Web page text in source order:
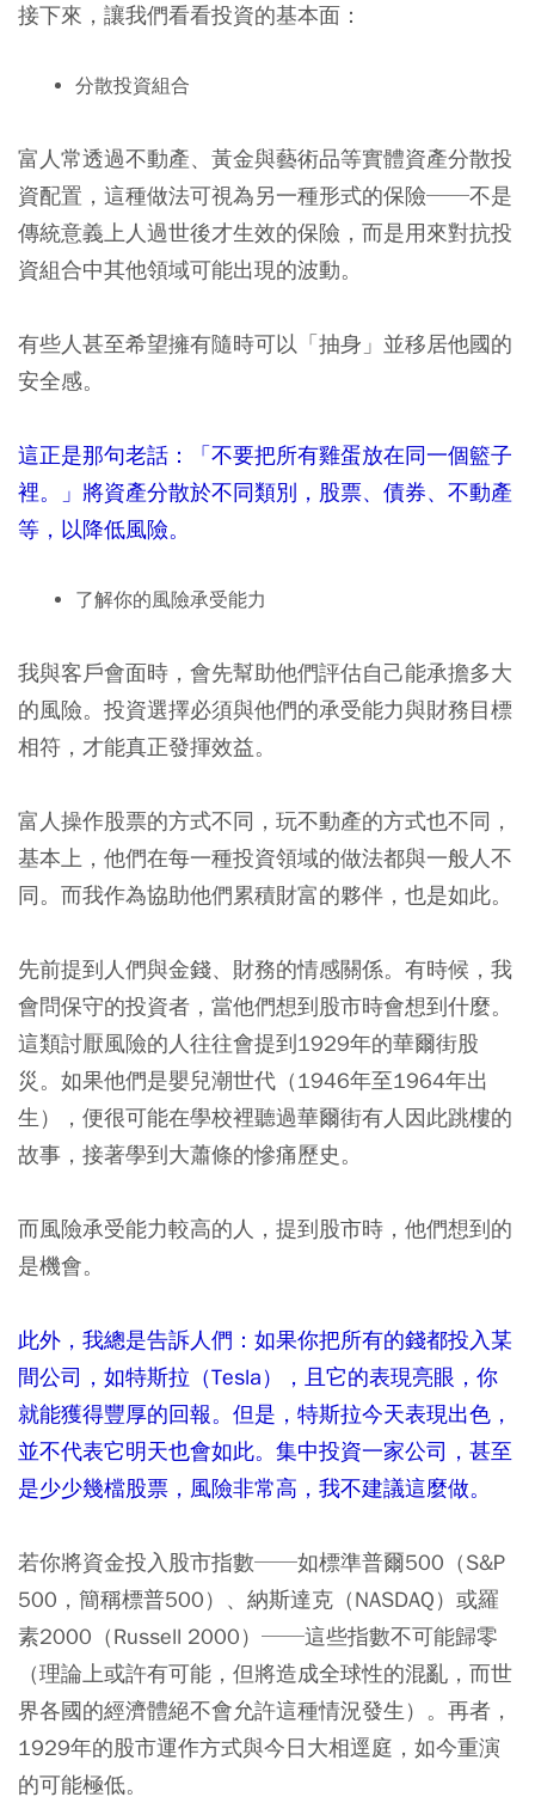
接下來，讓我們看看投資的基本面：
分散投資組合
富人常透過不動產、黃金與藝術品等實體資產分散投
資配置，這種做法可視為另一種形式的保險──不是
傳統意義上人過世後才生效的保險，而是用來對抗投
資組合中其他領域可能出現的波動。
有些人甚至希望擁有隨時可以「抽身」並移居他國的
安全感。
這正是那句老話：「不要把所有雞蛋放在同一個籃子
裡。」將資產分散於不同類別，股票、債券、不動產
等，以降低風險。
了解你的風險承受能力
我與客戶會面時，會先幫助他們評估自己能承擔多大
的風險。投資選擇必須與他們的承受能力與財務目標
相符，才能真正發揮效益。
富人操作股票的方式不同，玩不動產的方式也不同，
基本上，他們在每一種投資領域的做法都與一般人不
同。而我作為協助他們累積財富的夥伴，也是如此。
先前提到人們與金錢、財務的情感關係。有時候，我
會問保守的投資者，當他們想到股市時會想到什麼。
這類討厭風險的人往往會提到1929年的華爾街股
災。如果他們是嬰兒潮世代（1946年至1964年出
生），便很可能在學校裡聽過華爾街有人因此跳樓的
故事，接著學到大蕭條的慘痛歷史。
而風險承受能力較高的人，提到股市時，他們想到的
是機會。
此外，我總是告訴人們：如果你把所有的錢都投入某
間公司，如特斯拉（Tesla），且它的表現亮眼，你
就能獲得豐厚的回報。但是，特斯拉今天表現出色，
並不代表它明天也會如此。集中投資一家公司，甚至
是少少幾檔股票，風險非常高，我不建議這麼做。
若你將資金投入股市指數──如標準普爾500（S&P
500，簡稱標普500）、納斯達克（NASDAQ）或羅
素2000（Russell 2000）──這些指數不可能歸零
（理論上或許有可能，但將造成全球性的混亂，而世
界各國的經濟體絕不會允許這種情況發生）。再者，
1929年的股市運作方式與今日大相逕庭，如今重演
的可能極低。